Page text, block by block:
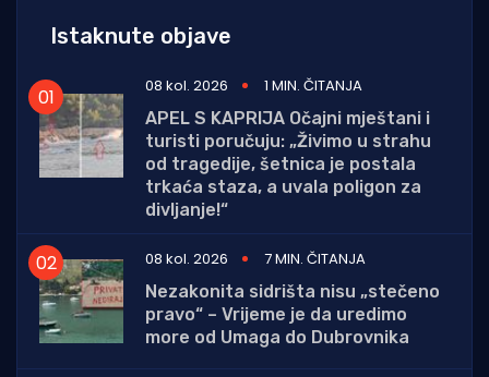
Istaknute objave
08 kol. 2026
1 MIN. ČITANJA
APEL S KAPRIJA Očajni mještani i
turisti poručuju: „Živimo u strahu
od tragedije, šetnica je postala
trkaća staza, a uvala poligon za
divljanje!“
08 kol. 2026
7 MIN. ČITANJA
Nezakonita sidrišta nisu „stečeno
pravo“ – Vrijeme je da uredimo
more od Umaga do Dubrovnika